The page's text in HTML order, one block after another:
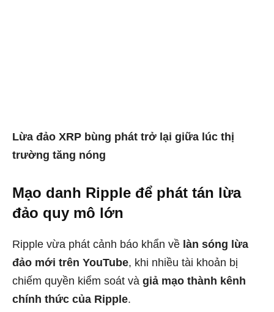
Lừa đảo XRP bùng phát trở lại giữa lúc thị
trường tăng nóng
Mạo danh Ripple để phát tán lừa
đảo quy mô lớn
Ripple vừa phát cảnh báo khẩn về làn sóng lừa
đảo mới trên YouTube, khi nhiều tài khoản bị
chiếm quyền kiểm soát và giả mạo thành kênh
chính thức của Ripple.